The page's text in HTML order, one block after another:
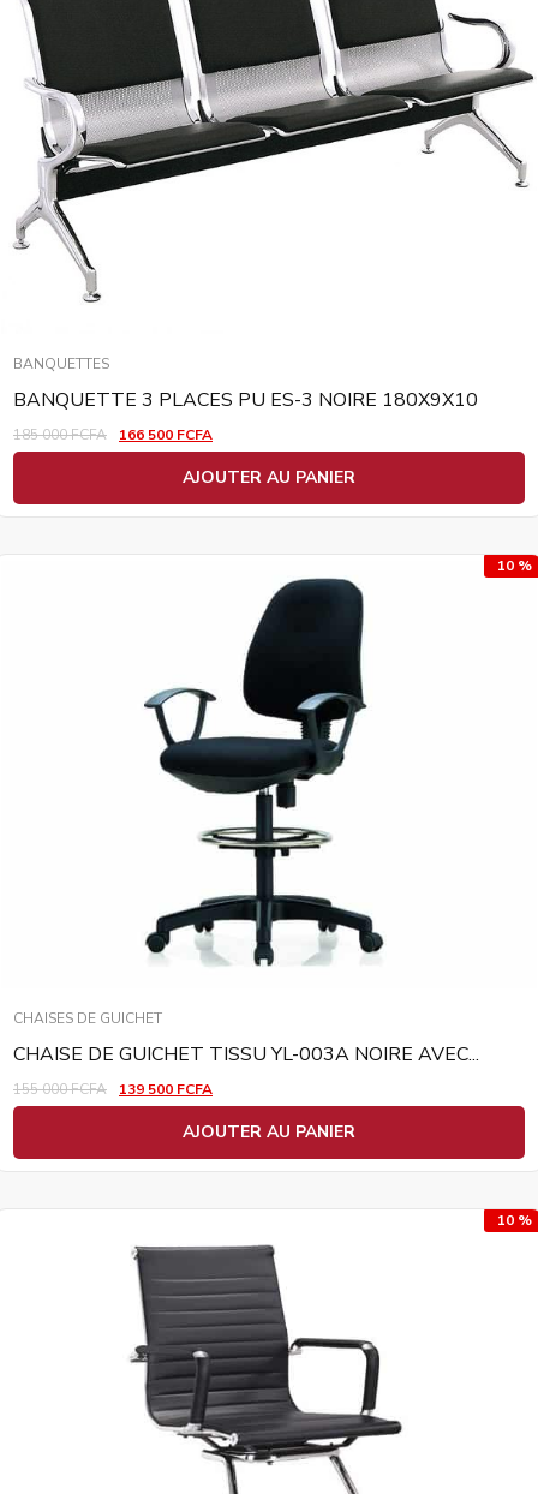
BANQUETTES
BANQUETTE 3 PLACES PU ES-3 NOIRE 180X9X10
185 000FCFA 166 500 FCFA
AJOUTER AU PANIER
10 %
CHAISES DE GUICHET
CHAISE DE GUICHET TISSU YL-003A NOIRE AVEC...
155 000FCFA 139 500 FCFA
AJOUTER AU PANIER
10 %